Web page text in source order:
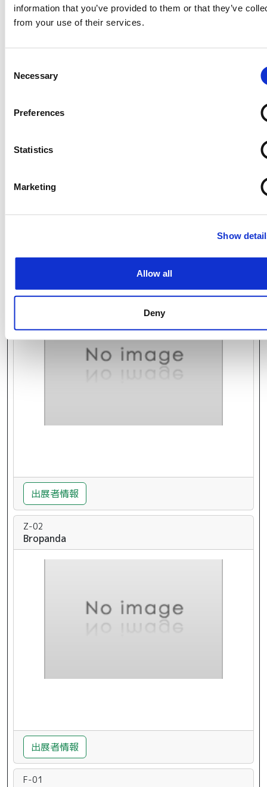
information that you’ve provided to them or that they’ve
from your use of their services.
Selection
Necessary
Preferences
Statistics
Marketing
Show
Allow all
Deny
G-37
サプタムインターナショナル/色々インドカレー旅行
す。2004年の設立以来20年以上もの間、JRシンポ
出展者情報
Z-02
Bropanda
出展者情報
F-01